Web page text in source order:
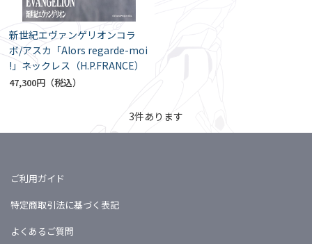
新世紀エヴァンゲリオンコラ
ボ/アスカ「Alors regarde-moi
!」ネックレス（H.P.FRANCE）
47,300円
3件あります
ご利用ガイド
特定商取引法に基づく表記
よくあるご質問